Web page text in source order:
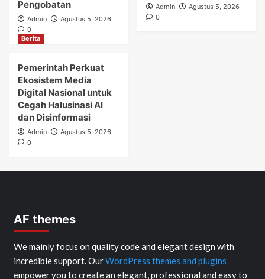
Pengobatan
Admin
Agustus 5, 2026
0
Admin
Agustus 5, 2026
0
Berita
Pemerintah Perkuat
Ekosistem Media
Digital Nasional untuk
Cegah Halusinasi AI
dan Disinformasi
Admin
Agustus 5, 2026
0
AF themes
We mainly focus on quality code and elegant design with
incredible support. OurWordPress themes and plugins
empower you to create an elegant, professional and easy to